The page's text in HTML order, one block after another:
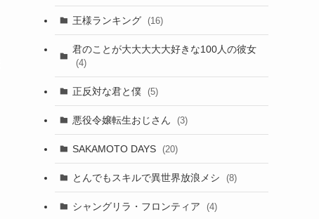
王様ランキング (16)
君のことが大大大大大好きな100人の彼女
(4)
正反対な君と僕 (5)
悪役令嬢転生おじさん (3)
SAKAMOTO DAYS (20)
とんでもスキルで異世界放浪メシ (8)
シャングリラ・フロンティア (4)